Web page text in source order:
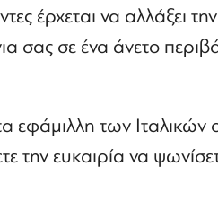
έρχεται να αλλάξει
σας σε ένα άνετο
εφάμιλλη των
την ευκαιρία να